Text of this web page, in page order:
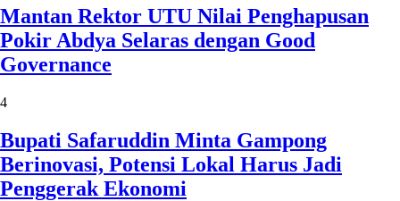
Mantan Rektor UTU Nilai Penghapusan
Pokir Abdya Selaras dengan Good
Governance
4
Bupati Safaruddin Minta Gampong
Berinovasi, Potensi Lokal Harus Jadi
Penggerak Ekonomi